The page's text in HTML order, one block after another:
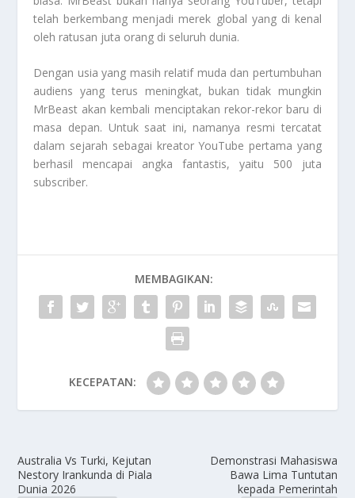
telah berkembang menjadi merek global yang di kenal
oleh ratusan juta orang di seluruh dunia.
Dengan usia yang masih relatif muda dan pertumbuhan
audiens yang terus meningkat, bukan tidak mungkin
MrBeast akan kembali menciptakan rekor-rekor baru di
masa depan. Untuk saat ini, namanya resmi tercatat
dalam sejarah sebagai kreator YouTube pertama yang
berhasil mencapai angka fantastis, yaitu 500 juta
subscriber.
MEMBAGIKAN:
KECEPATAN:
Australia Vs Turki, Kejutan
Nestory Irankunda di Piala
Dunia 2026
Demonstrasi Mahasiswa
Bawa Lima Tuntutan
kepada Pemerintah